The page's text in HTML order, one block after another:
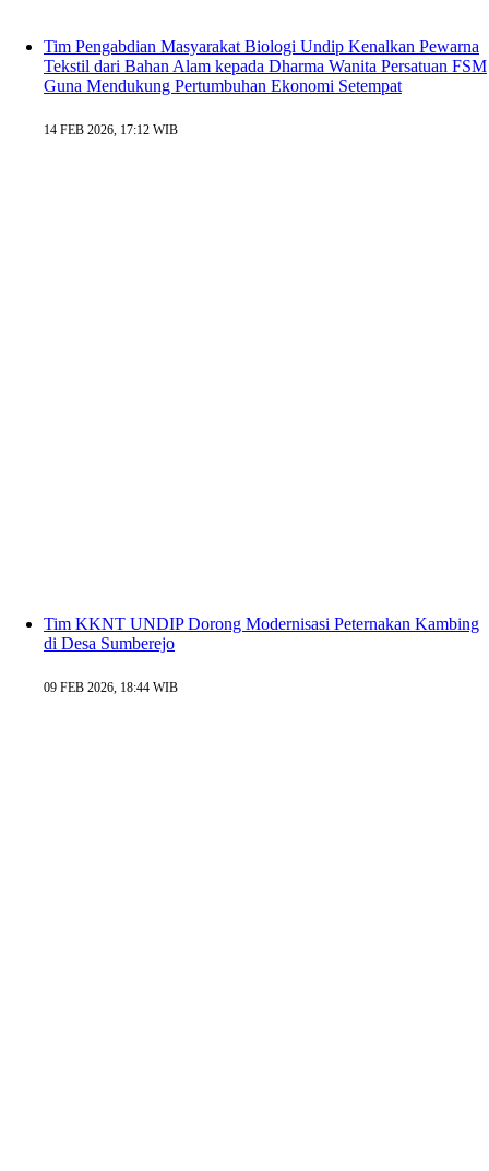
Tim Pengabdian Masyarakat Biologi Undip Kenalkan Pewarna
Tekstil dari Bahan Alam kepada Dharma Wanita Persatuan FSM
Guna Mendukung Pertumbuhan Ekonomi Setempat
14 FEB 2026, 17:12 WIB
Tim KKNT UNDIP Dorong Modernisasi Peternakan Kambing
di Desa Sumberejo
09 FEB 2026, 18:44 WIB